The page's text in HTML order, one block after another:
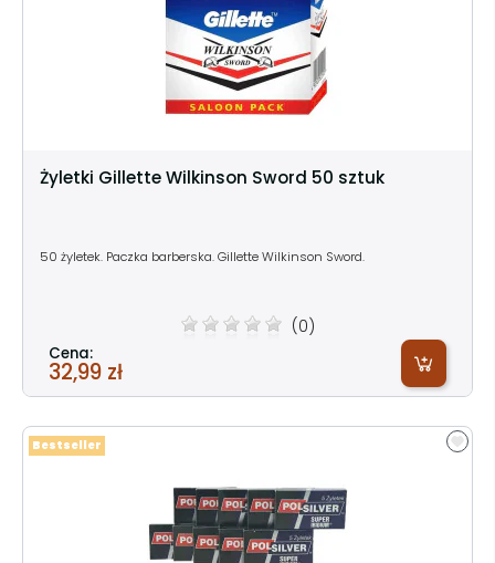
Żyletki Gillette Wilkinson Sword 50 sztuk
50 żyletek. Paczka barberska. Gillette Wilkinson Sword.
(0)
Cena:
32,99 zł
Bestseller